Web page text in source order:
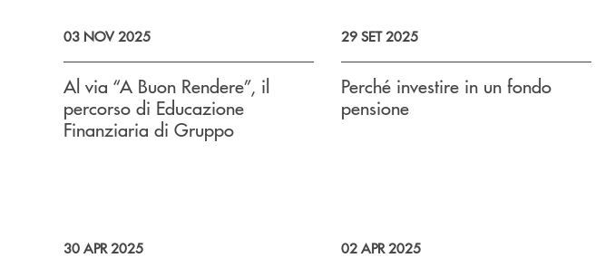
03 NOV 2025
Al via “A Buon Rendere”, il
percorso di Educazione
Finanziaria di Gruppo
29 SET 2025
Perché investire in un fondo
pensione
30 APR 2025 02 APR 2025